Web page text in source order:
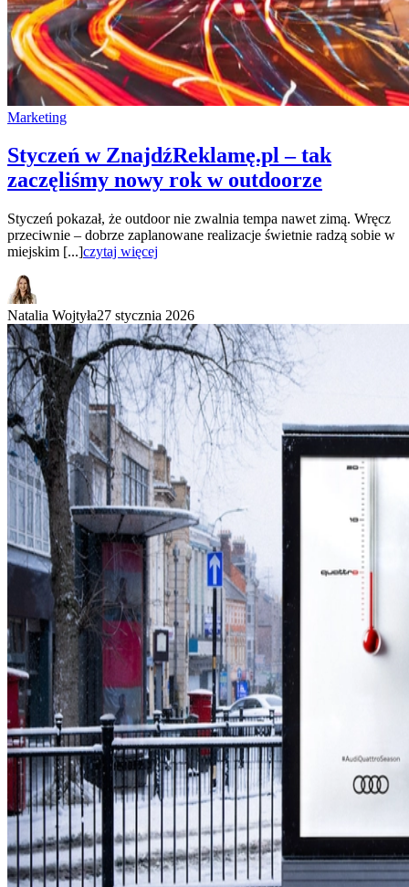
Marketing
Styczeń w ZnajdźReklamę.pl – tak
zaczęliśmy nowy rok w outdoorze
Styczeń pokazał, że outdoor nie zwalnia tempa nawet zimą. Wręcz
przeciwnie – dobrze zaplanowane realizacje świetnie radzą sobie w
miejskim [...]czytaj więcej
Natalia Wojtyła27 stycznia 2026